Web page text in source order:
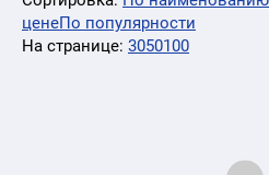
ценеПо популярности
На странице: 3050100